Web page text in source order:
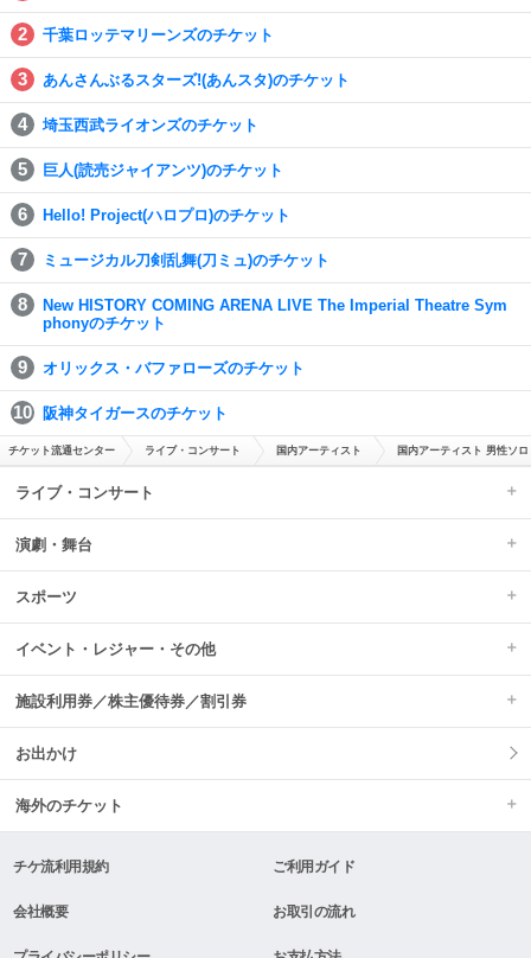
千葉ロッテマリーンズのチケット
あんさんぶるスターズ!(あんスタ)のチケット
埼玉西武ライオンズのチケット
巨人(読売ジャイアンツ)のチケット
Hello! Project(ハロプロ)のチケット
ミュージカル刀剣乱舞(刀ミュ)のチケット
New HISTORY COMING ARENA LIVE The Imperial Theatre Sym
phonyのチケット
オリックス・バファローズのチケット
阪神タイガースのチケット
チケット流通センター ライブ・コンサート 国内アーティスト 国内アーティスト 男性ソロ
ライブ・コンサート
演劇・舞台
スポーツ
イベント・レジャー・その他
施設利用券／株主優待券／割引券
お出かけ
海外のチケット
チケ流利用規約 ご利用ガイド
会社概要 お取引の流れ